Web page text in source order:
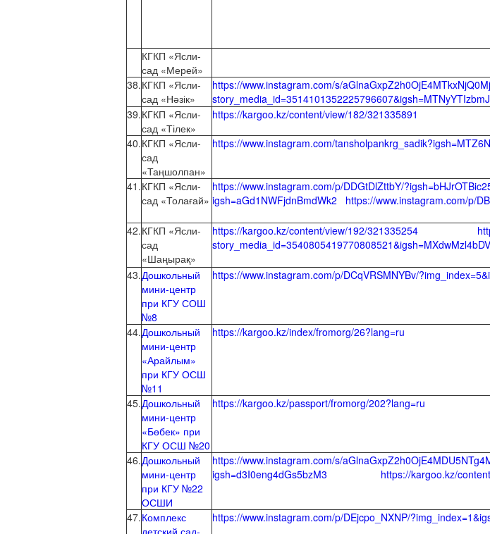
КГКП «Ясли-
сад «Мерей»
38.КГКП «Ясли-
сад «Нәзік»
https://www.instagram.com/s/
39.КГКП «Ясли-
сад «Тілек»
https://kargoo.kz/content/view/182/321335891
40.КГКП «Ясли-
сад
«Таңшолпан»
https://www.instagram.com/
41.КГКП «Ясли-
сад «Толағай»
https://www.instagram.com/p/DDGtDlZttbY/
igsh=aGd1NWFjdnBmdWk2 https://www.instagram.com/p/
42.КГКП «Ясли-
сад
«Шаңырақ»
https://kargoo.kz/content/view/192/321335254
43.Дошкольный
мини-центр
при КГУ СОШ
№8
https://www.instagram.com/p/DCqVRSMNYBv/
44.Дошкольный
мини-центр
«Арайлым»
при КГУ ОСШ
№11
https://kargoo.kz/index/fromorg/26?lang=ru
45.Дошкольный
мини-центр
«Бөбек» при
КГУ ОСШ №20
https://kargoo.kz/passport/fromorg/202?lang=ru
46.Дошкольный
мини-центр
при КГУ №22
ОСШИ
https://www.instagram.com/s/
igsh=d3I0eng4dGs5bzM3
https://kargoo.kz/
47.Комплекс
детский сад-
https://www.instagram.com/p/DEjcpo_NXNP/